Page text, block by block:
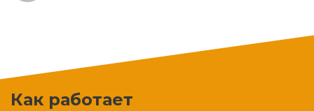
Как работает